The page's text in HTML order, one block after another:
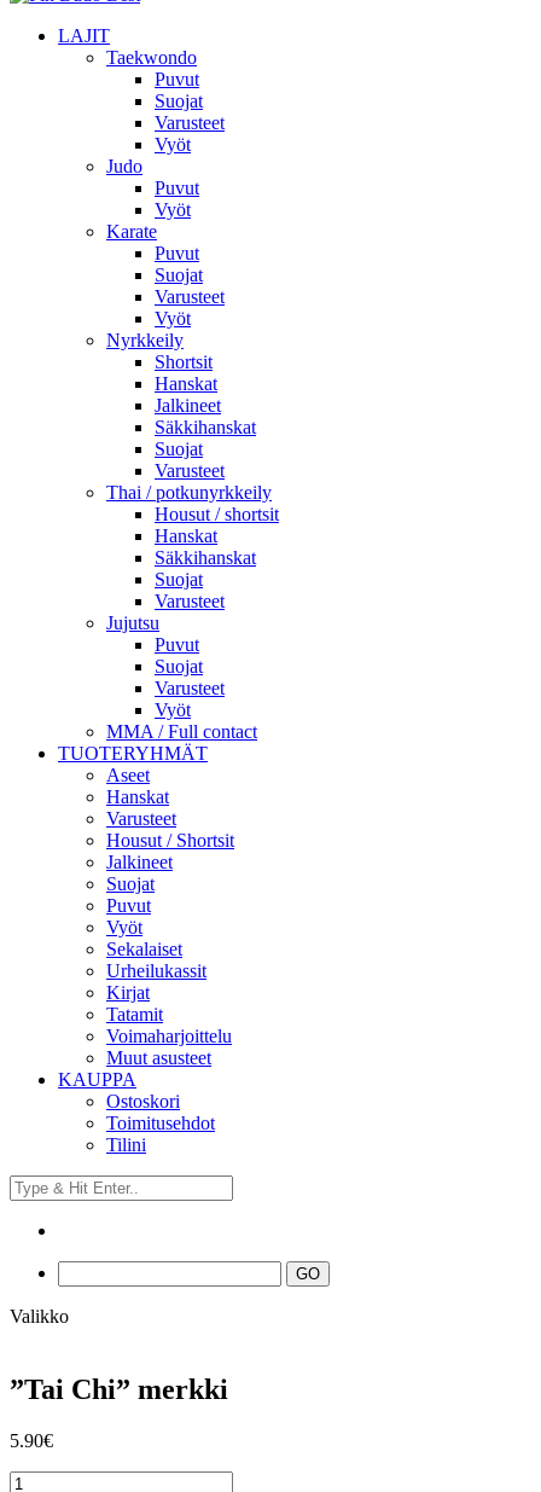
LAJIT
Taekwondo
Puvut
Suojat
Varusteet
Vyöt
Judo
Puvut
Vyöt
Karate
Puvut
Suojat
Varusteet
Vyöt
Nyrkkeily
Shortsit
Hanskat
Jalkineet
Säkkihanskat
Suojat
Varusteet
Thai / potkunyrkkeily
Housut / shortsit
Hanskat
Säkkihanskat
Suojat
Varusteet
Jujutsu
Puvut
Suojat
Varusteet
Vyöt
MMA / Full contact
TUOTERYHMÄT
Aseet
Hanskat
Varusteet
Housut / Shortsit
Jalkineet
Suojat
Puvut
Vyöt
Sekalaiset
Urheilukassit
Kirjat
Tatamit
Voimaharjoittelu
Muut asusteet
KAUPPA
Ostoskori
Toimitusehdot
Tilini
Valikko
”Tai Chi” merkki
5.90€
"Tai